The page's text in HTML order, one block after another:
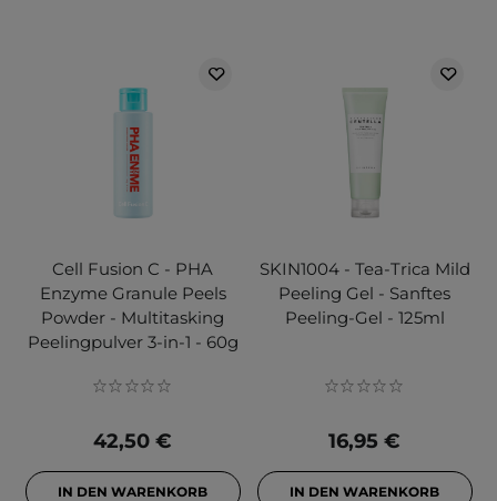
Cell Fusion C - PHA
Enzyme Granule Peels
Powder - Multitasking
Peelingpulver 3-in-1 - 60g
42,50 €
IN DEN WARENKORB
SKIN1004 - Tea-Trica Mild
Peeling Gel - Sanftes
Peeling-Gel - 125ml
16,95 €
IN DEN WARENKORB